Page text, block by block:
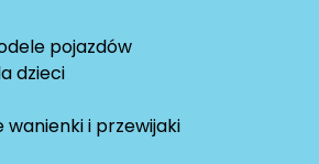
pojazdów
dzieci
i przewijaki